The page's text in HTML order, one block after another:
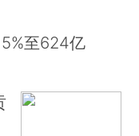
至624亿